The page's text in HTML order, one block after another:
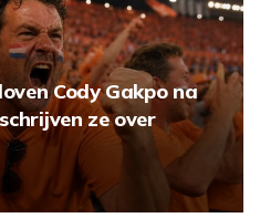
Cody Gakpo na
ze over